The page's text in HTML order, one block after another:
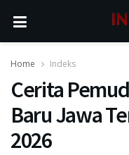
Home Indeks
Cerita
Baru Jawa
2026